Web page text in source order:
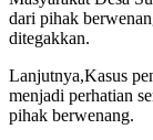
dari pihak
ditegakkan.
Lanjutnya,Kasus
menjadi perhatian
pihak berwenang.